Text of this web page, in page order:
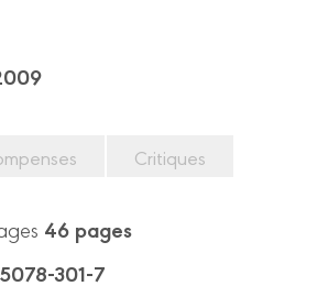
Critiques
46 pages
301-7